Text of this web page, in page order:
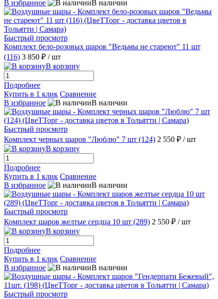
В избранное
В наличии
Быстрый просмотр
Комплект бело-розовых шаров "Ведьмы не стареют" 11 шт
(116) 3 850 ₽ / шт
В корзину
Подробнее
Купить в 1 клик Сравнение
В избранное
В наличии
Быстрый просмотр
Комплект черных шаров "Люблю" 7 шт (124) 2 550 ₽ / шт
В корзину
Подробнее
Купить в 1 клик Сравнение
В избранное
В наличии
Быстрый просмотр
Комплект шаров желтые сердца 10 шт (289) 2 550 ₽ / шт
В корзину
Подробнее
Купить в 1 клик Сравнение
В избранное
В наличии
Быстрый просмотр